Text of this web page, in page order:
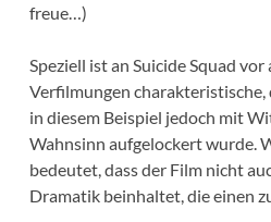
freue…)
Speziell ist an Suicide Squad
Verfilmungen
in diesem Beispiel jedoch mit
Wahnsinn aufgelockert wurde.
bedeutet, dass der Film nicht
Dramatik beinhaltet, die einen